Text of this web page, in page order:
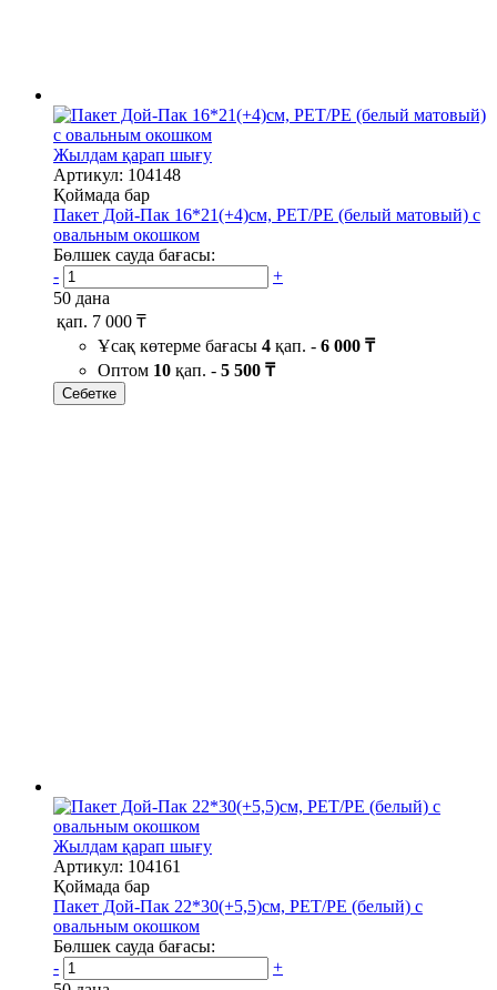
Жылдам қарап шығу
Артикул: 104148
Қоймада бар
Пакет Дой-Пак 16*21(+4)см, PET/PE (белый матовый) с
овальным окошком
Бөлшек сауда бағасы:
-
+
50 дана
қап. 7 000 ₸
Ұсақ көтерме бағасы 4 қап. - 6 000 ₸
Оптом 10 қап. - 5 500 ₸
Себетке
Жылдам қарап шығу
Артикул: 104161
Қоймада бар
Пакет Дой-Пак 22*30(+5,5)см, PET/PE (белый) с
овальным окошком
Бөлшек сауда бағасы:
-
+